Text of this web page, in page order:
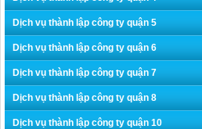
Dịch vụ thành lập công ty quận 5
Dịch vụ thành lập công ty quận 6
Dịch vụ thành lập công ty quận 7
Dịch vụ thành lập công ty quận 8
Dịch vụ thành lập công ty quận 10